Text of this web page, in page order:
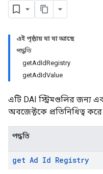
এই পৃষ্ঠায় যা যা আছে
পদ্ধতি
getAdIdRegistry
getAdIdValue
এটি DAI স্ট্রিমগুলির জন্য
অবজেক্টকে প্রতিনিধিত্ব
পদ্ধতি
get Ad Id Registry